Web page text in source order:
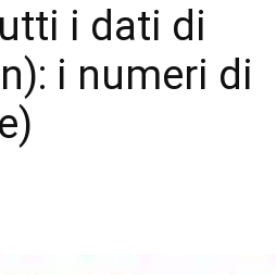
i dati di
i numeri di